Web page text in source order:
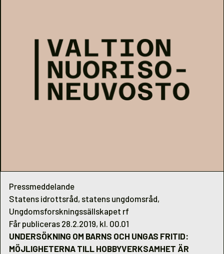
Pressmeddelande
Statens idrottsråd, statens ungdomsråd,
Ungdomsforskningssällskapet rf
Får publiceras 28.2.2019, kl. 00.01
UNDERSÖKNING OM BARNS OCH UNGAS FRITID:
MÖJLIGHETERNA TILL HOBBYVERKSAMHET ÄR